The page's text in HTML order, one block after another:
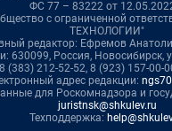
ФС 77 – 83222 от
с ограниченной
ТЕХНОЛОГИИ"
редактор: Ефремов
630099, Россия, Новосибирск,
(383) 212-52-52, 8 (923) 157-00-
адрес редакции:
для Роскомнадзора и
juristnsk@shkulev.ru
Техподдержка: